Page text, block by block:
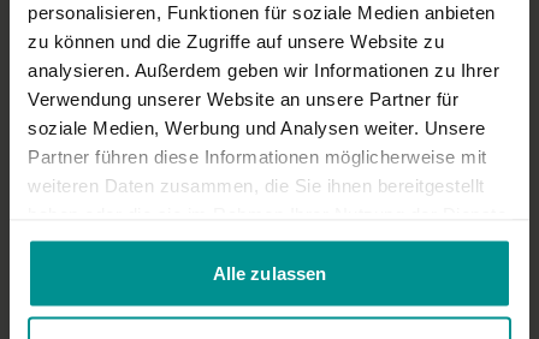
personalisieren, Funktionen für soziale Medien anbieten
zu können und die Zugriffe auf unsere Website zu
analysieren. Außerdem geben wir Informationen zu Ihrer
Verwendung unserer Website an unsere Partner für
soziale Medien, Werbung und Analysen weiter. Unsere
Partner führen diese Informationen möglicherweise mit
weiteren Daten zusammen, die Sie ihnen bereitgestellt
gesammelt haben.
Alle zulassen
Mehr laden
Ähnliche Videos